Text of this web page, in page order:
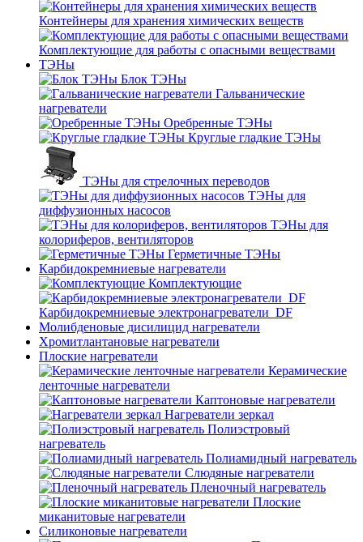
Контейнеры для хранения химических веществ
Комплектующие для работы с опасными веществами
ТЭНы
Блок ТЭНы
Гальванические
нагреватели
Оребренные ТЭНы
Круглые гладкие ТЭНы
ТЭНы для стрелочных переводов
ТЭНы для
диффузионных насосов
ТЭНы для
колориферов, вентиляторов
Герметичные ТЭНы
Карбидокремниевые нагреватели
Комплектующие
Карбидокремниевые электронагреватели_DF
Молибденовые дисилицид нагреватели
Хромитлантановые нагреватели
Плоские нагреватели
Керамические
ленточные нагреватели
Каптоновые нагреватели
Нагреватели зеркал
Полиэстровый
нагреватель
Полиамидный нагреватель
Слюдяные нагреватели
Пленочный нагреватель
Плоские
миканитовые нагреватели
Силиконовые нагреватели